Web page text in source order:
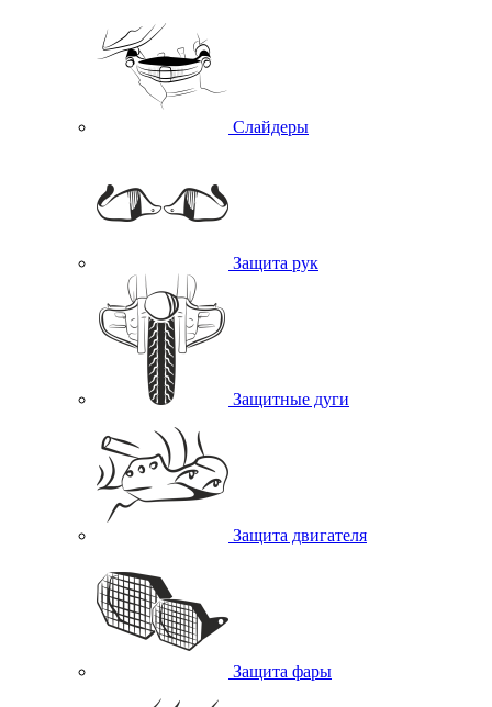
Слайдеры
Защита рук
Защитные дуги
Защита двигателя
Защита фары